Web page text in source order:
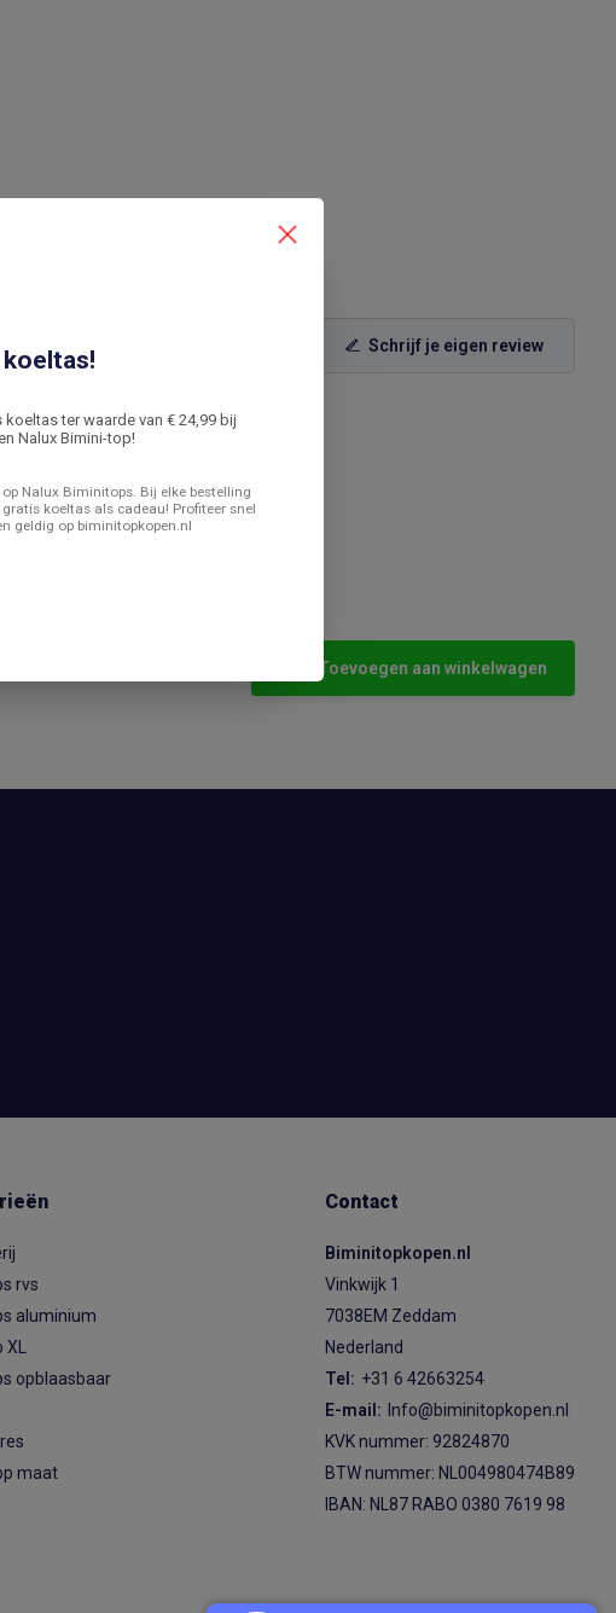
Schrijf je eigen review
Toevoegen aan winkelwagen
rvs
aluminium
opblaasbaar
maat
Contact
Biminitopkopen.nl
Vinkwijk 1
7038EM Zeddam
Nederland
Tel: +31 6 42663254
E-mail: Info@biminitopkopen.nl
KVK nummer: 92824870
BTW nummer: NL004980474B89
IBAN: NL87 RABO 0380 7619 98
ter waarde van € 24,99 bij
Nalux Bimini-top!
Nalux Biminitops. Bij elke bestelling
koeltas als cadeau! Profiteer snel
geldig op biminitopkopen.nl